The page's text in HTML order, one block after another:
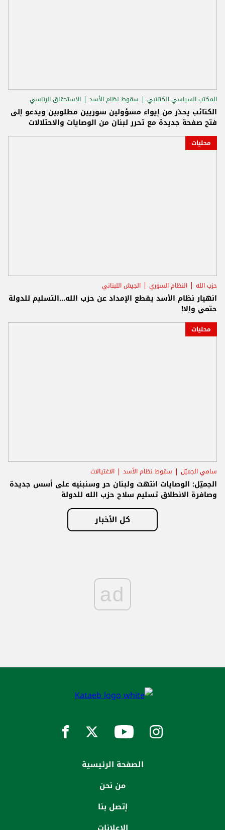
المكتب السياسي الكتائبي سقوط نظام الأسد الاستحقاق الرئاسي
الكتائب يحذر من إيواء مسؤولين سوريين مطلوبين ويدعو إلى
فتح صفحة جديدة مع تحرر لبنان من الوصايات والاحتلالات
محليات
حزب الله النظام السوري الجيش اللبناني
انهيار نظام الأسد يقطع الإمداد عن حزب الله...التسليم للدولة
حتمي وإلا!
محليات
سامي الجميّل سقوط نظام الأسد الاغتيالات
الجميّل: الوصايات انتهت ولبنان حر وسنبنيه على أسس جديدة
وصافرة الانطلاق تسليم سلاح حزب الله للدولة
كل الأخبار
ad
الصفحة الرئيسية
من نحن
إتصل بنا